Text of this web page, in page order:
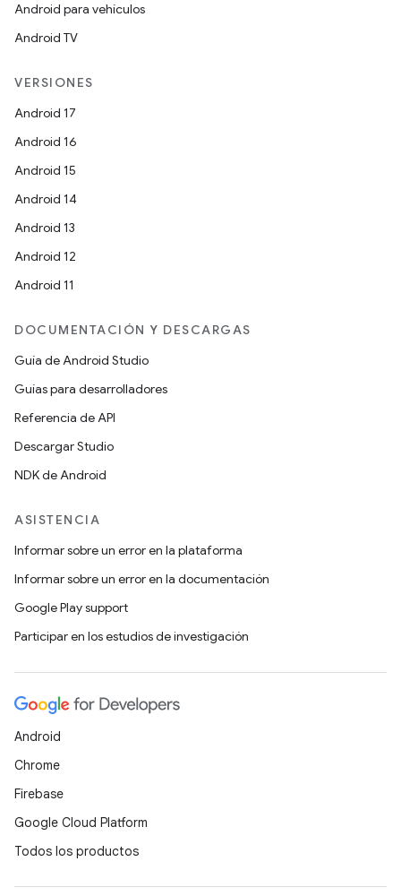
Android para vehículos
Android TV
VERSIONES
Android 17
Android 16
Android 15
Android 14
Android 13
Android 12
Android 11
DOCUMENTACIÓN Y DESCARGAS
Guía de Android Studio
Guías para desarrolladores
Referencia de API
Descargar Studio
NDK de Android
ASISTENCIA
Informar sobre un error en la plataforma
Informar sobre un error en la documentación
Google Play support
Participar en los estudios de investigación
Android
Chrome
Firebase
Google Cloud Platform
Todos los productos